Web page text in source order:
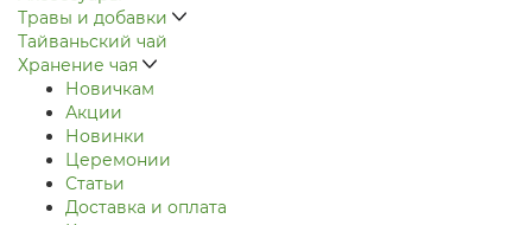
Травы и добавки
Тайваньский чай
Хранение чая
Новичкам
Акции
Новинки
Церемонии
Статьи
Доставка и оплата